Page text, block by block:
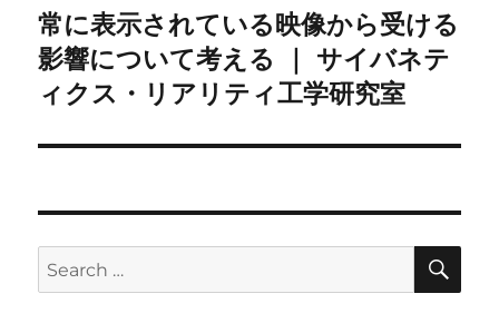
Next
post:
常に表示されている映像から受ける
影響について考える ｜ サイバネテ
ィクス・リアリティ工学研究室
Search
for: